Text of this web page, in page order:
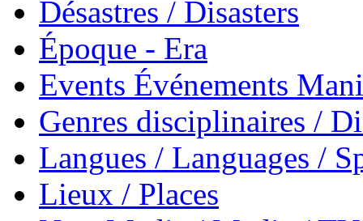
Désastres / Disasters
Époque - Era
Events Événements
Genres disciplinaires /
Langues / Languages /
Lieux / Places